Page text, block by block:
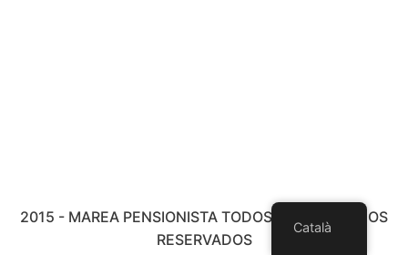
2015 - MAREA PENSIONISTA TODOS LOS DERECHOS
RESERVADOS
Català